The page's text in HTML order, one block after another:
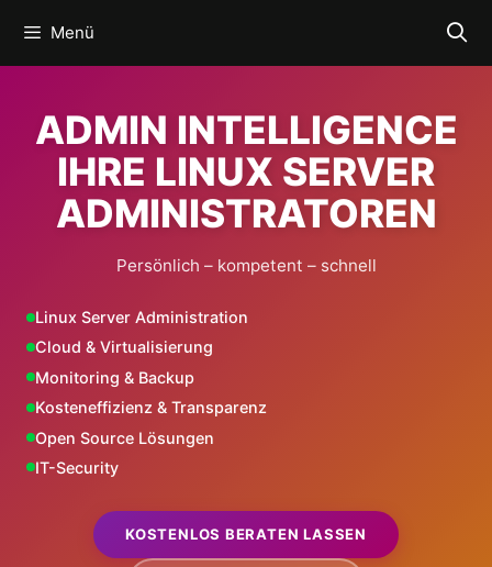
Inhalt
springen
Menü
ADMIN INTELLIGENCE
IHRE LINUX SERVER
ADMINISTRATOREN
Persönlich – kompetent – schnell
Linux Server Administration
Cloud & Virtualisierung
Monitoring & Backup
Kosteneffizienz & Transparenz
Open Source Lösungen
IT-Security
KOSTENLOS BERATEN LASSEN